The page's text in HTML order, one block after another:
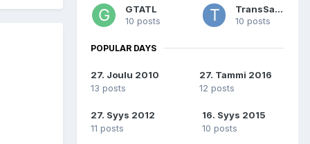
GTATL
10 posts
TransSami
10 posts
POPULAR DAYS
27. Joulu 2010
13 posts
27. Tammi 2016
12 posts
27. Syys 2012
11 posts
16. Syys 2015
10 posts